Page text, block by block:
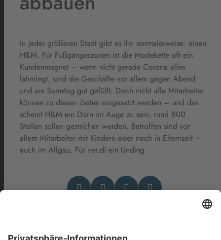
In jeder größeren Stadt gibt es ihn normalerweise: einen
H&M. Für Fußgängerzonen ist die Modekette oft ein
Kundenmagnet – wenn nicht gerade Corona alles
lahmlegt, sind die Geschäfte vor allem gegen Abend
und am Samstag gut gefüllt. Doch nicht alle Mitarbeiter
können zu diesen Zeiten eingesetzt werden – und das
scheint H&M ein Dorn im Auge zu sein, rund 800
Stellen sollen gestrichen werden. Betroffen sind vor
allem Mitarbeiter mit Kindern oder noch in Elternzeit –
auch im Allgäu. Für ver.di ein Unding.